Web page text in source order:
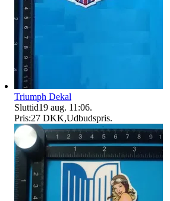
Triumph Dekal
Sluttid19 aug. 11:06.
Pris:27 DKK,Udbudspris.